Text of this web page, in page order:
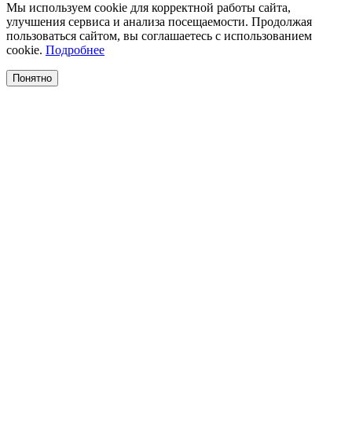
Мы используем cookie для корректной работы сайта,
улучшения сервиса и анализа посещаемости. Продолжая
пользоваться сайтом, вы соглашаетесь с использованием
cookie. Подробнее
Понятно